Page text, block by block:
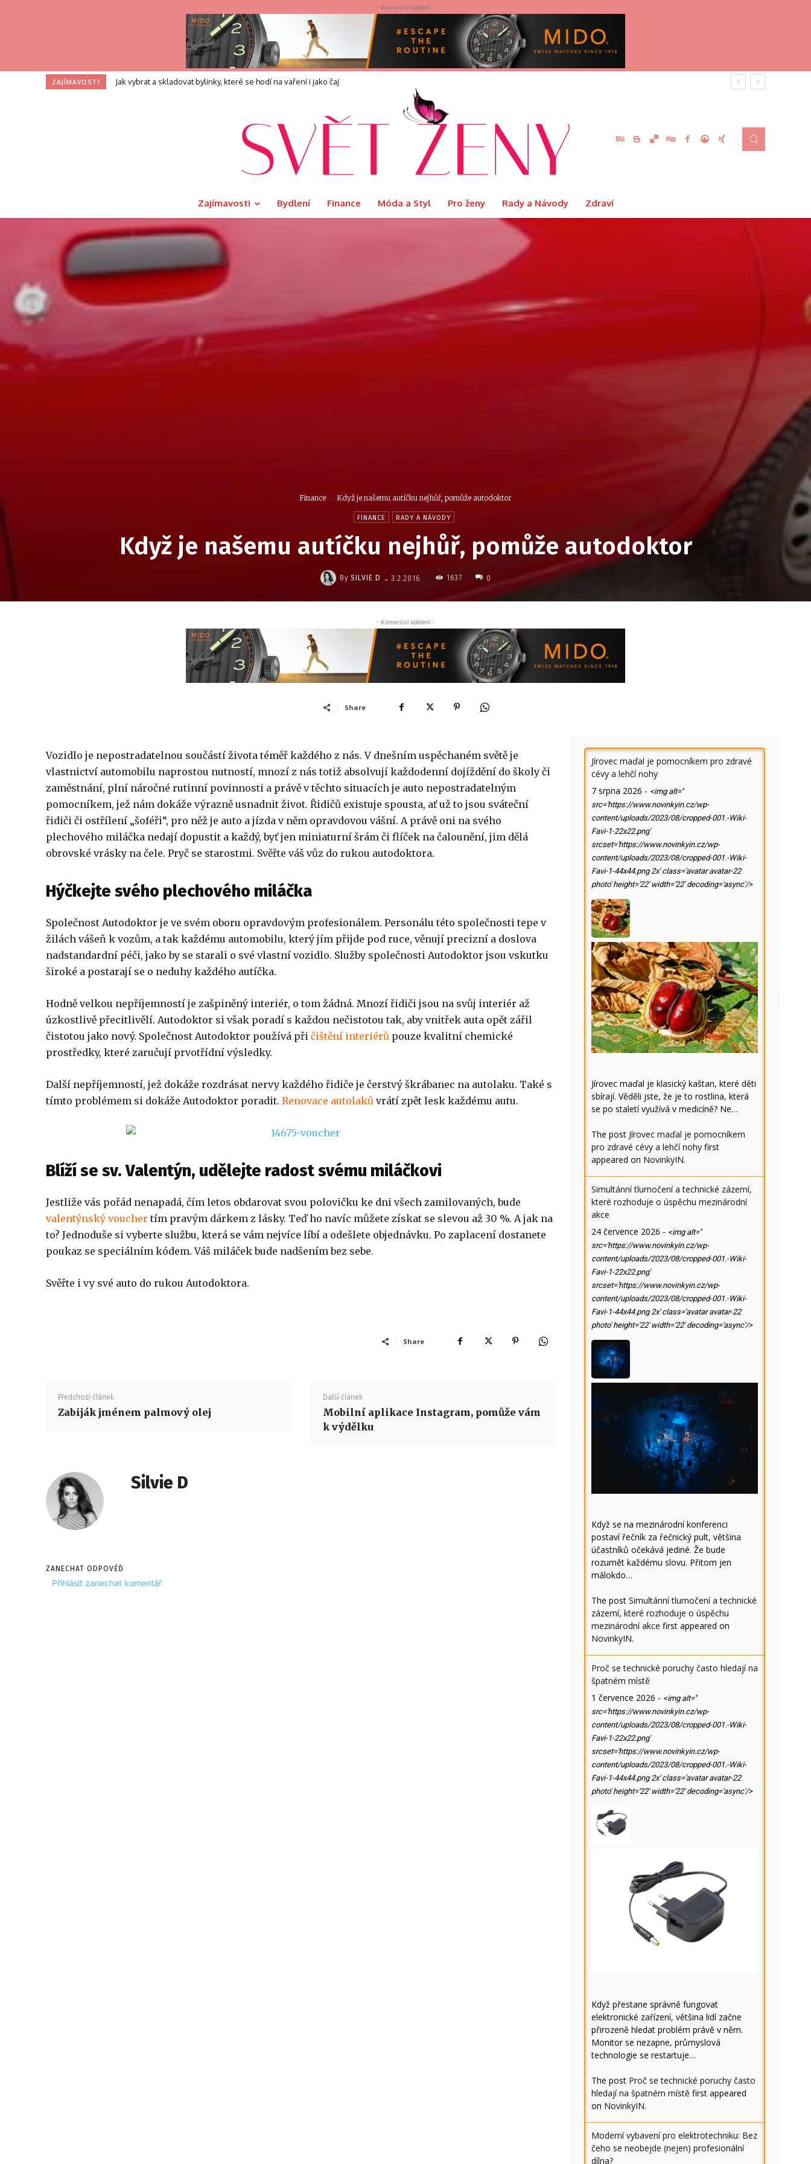
- Komerční sdělení -
ZAJÍMAVOSTI Profesní zkouška pro kouče: Co přesně přináší?
Zajímavosti Bydlení Finance Móda a Styl Pro ženy Rady a Návody Zdraví
Finance Když je našemu autíčku nejhůř, pomůže autodoktor
FINANCE RADY A NÁVODY
Když je našemu autíčku nejhůř, pomůže autodoktor
By SILVIE D - 3.2.2016 1637 0
- Komerční sdělení -
Share
Vozidlo je nepostradatelnou součástí života téměř každého z nás. V dnešním uspěchaném světě je
vlastnictví automobilu naprostou nutností, mnozí z nás totiž absolvují každodenní dojíždění do školy či
zaměstnání, plní náročné rutinní povinnosti a právě v těchto situacích je auto nepostradatelným
pomocníkem, jež nám dokáže výrazně usnadnit život. Řidičů existuje spousta, ať už to jsou sváteční
řidiči či ostřílení „šoféři“, pro něž je auto a jízda v něm opravdovou vášní. A právě oni na svého
plechového miláčka nedají dopustit a každý, byť jen miniaturní šrám či flíček na čalounění, jim dělá
obrovské vrásky na čele. Pryč se starostmi. Svěřte váš vůz do rukou autodoktora.
Hýčkejte svého plechového miláčka
Společnost Autodoktor je ve svém oboru opravdovým profesionálem. Personálu této společnosti tepe v
žilách vášeň k vozům, a tak každému automobilu, který jím přijde pod ruce, věnují precizní a doslova
nadstandardní péči, jako by se starali o své vlastní vozidlo. Služby společnosti Autodoktor jsou vskutku
široké a postarají se o neduhy každého autíčka.
Hodně velkou nepříjemností je zašpiněný interiér, o tom žádná. Mnozí řidiči jsou na svůj interiér až
úzkostlivě přecitlivělí. Autodoktor si však poradí s každou nečistotou tak, aby vnitřek auta opět zářil
čistotou jako nový. Společnost Autodoktor používá při čištění interiérů pouze kvalitní chemické
prostředky, které zaručují prvotřídní výsledky.
Další nepříjemností, jež dokáže rozdrásat nervy každého řidiče je čerstvý škrábanec na autolaku. Také s
tímto problémem si dokáže Autodoktor poradit. Renovace autolaků vrátí zpět lesk každému autu.
Blíží se sv. Valentýn, udělejte radost svému miláčkovi
Jestliže vás pořád nenapadá, čím letos obdarovat svou polovičku ke dni všech zamilovaných, bude
valentýnský voucher tím pravým dárkem z lásky. Teď ho navíc můžete získat se slevou až 30 %. A jak na
to? Jednoduše si vyberte službu, která se vám nejvíce líbí a odešlete objednávku. Po zaplacení dostanete
poukaz se speciálním kódem. Váš miláček bude nadšením bez sebe.
Svěřte i vy své auto do rukou Autodoktora.
Share
Předchozí článek
Zabiják jménem palmový olej
Další článek
Mobilní aplikace Instagram, pomůže vám
k výdělku
Silvie D
ZANECHAT ODPOVĚĎ
Přihlásit zanechat komentář
Jírovec maďal je pomocníkem pro zdravé
cévy a lehčí nohy
7 srpna 2026 - <img alt=''
src='https://www.novinkyin.cz/wp-
content/uploads/2023/08/cropped-001.-Wiki-
Favi-1-22x22.png'
srcset='https://www.novinkyin.cz/wp-
content/uploads/2023/08/cropped-001.-Wiki-
Favi-1-44x44.png 2x' class='avatar avatar-22
photo' height='22' width='22' decoding='async'/>
Jírovec maďal je klasický kaštan, které děti
sbírají. Věděli jste, že je to rostlina, která
se po staletí využívá v medicíně? Ne…
The post Jírovec maďal je pomocníkem
pro zdravé cévy a lehčí nohy first
appeared on NovinkyIN.
Simultánní tlumočení a technické zázemí,
které rozhoduje o úspěchu mezinárodní
akce
24 července 2026 - <img alt=''
src='https://www.novinkyin.cz/wp-
content/uploads/2023/08/cropped-001.-Wiki-
Favi-1-22x22.png'
srcset='https://www.novinkyin.cz/wp-
content/uploads/2023/08/cropped-001.-Wiki-
Favi-1-44x44.png 2x' class='avatar avatar-22
photo' height='22' width='22' decoding='async'/>
Když se na mezinárodní konferenci
postaví řečník za řečnický pult, většina
účastníků očekává jediné. Že bude
rozumět každému slovu. Přitom jen
málokdo…
The post Simultánní tlumočení a technické
zázemí, které rozhoduje o úspěchu
mezinárodní akce first appeared on
NovinkyIN.
Proč se technické poruchy často hledají na
špatném místě
1 července 2026 - <img alt=''
src='https://www.novinkyin.cz/wp-
content/uploads/2023/08/cropped-001.-Wiki-
Favi-1-22x22.png'
srcset='https://www.novinkyin.cz/wp-
content/uploads/2023/08/cropped-001.-Wiki-
Favi-1-44x44.png 2x' class='avatar avatar-22
photo' height='22' width='22' decoding='async'/>
Když přestane správně fungovat
elektronické zařízení, většina lidí začne
přirozeně hledat problém právě v něm.
Monitor se nezapne, průmyslová
technologie se restartuje…
The post Proč se technické poruchy často
hledají na špatném místě first appeared
on NovinkyIN.
Moderní vybavení pro elektrotechniku: Bez
čeho se neobejde (nejen) profesionální
dílna?